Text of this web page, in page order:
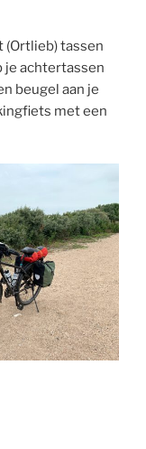
tassen
je achtertassen
beugel aan je
met een